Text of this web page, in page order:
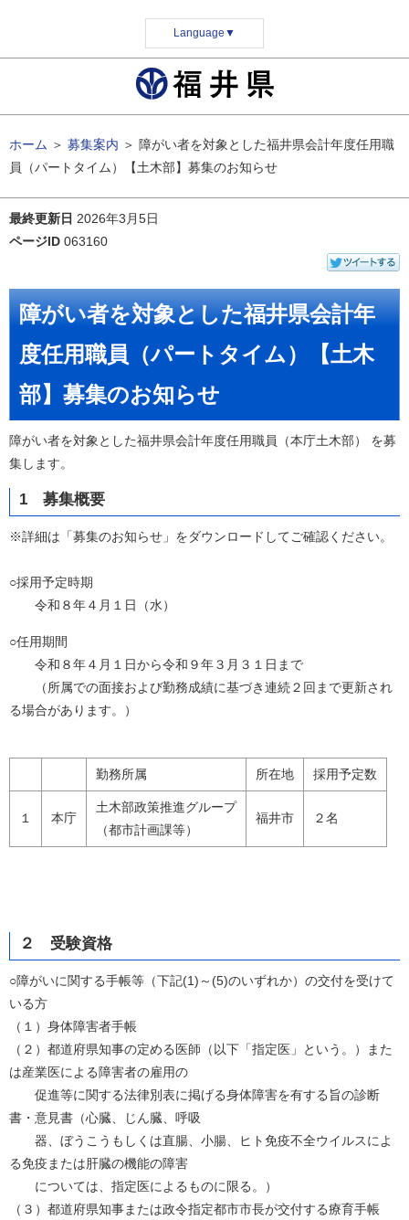
Language ▼
ホーム ＞ 募集案内 ＞ 障がい者を対象とした福井県会計年度任用職
員（パートタイム）【土木部】募集のお知らせ
最終更新日 2026年3月5日
ページID 063160
障がい者を対象とした福井県会計年
度任用職員（パートタイム）【土木
部】募集のお知らせ
障がい者を対象とした福井県会計年度任用職員（本庁土木部） を募
集します。
1 募集概要
※詳細は「募集のお知らせ」をダウンロードしてご確認ください。
○採用予定時期
令和８年４月１日（水）
○任用期間
令和８年４月１日から令和９年３月３１日まで
（所属での面接および勤務成績に基づき連続２回まで更新され
る場合があります。）
勤務所属 所在地 採用予定数
１ 本庁
土木部政策推進グループ
（都市計画課等）
福井市 ２名
２ 受験資格
○障がいに関する手帳等（下記(1)～(5)のいずれか）の交付を受けて
いる方
（１）身体障害者手帳
（２）都道府県知事の定める医師（以下「指定医」という。）また
は産業医による障害者の雇用の
促進等に関する法律別表に掲げる身体障害を有する旨の診断
書・意見書（心臓、じん臓、呼吸
器、ぼうこうもしくは直腸、小腸、ヒト免疫不全ウイルスによ
る免疫または肝臓の機能の障害
については、指定医によるものに限る。）
（３）都道府県知事または政令指定都市市長が交付する療育手帳